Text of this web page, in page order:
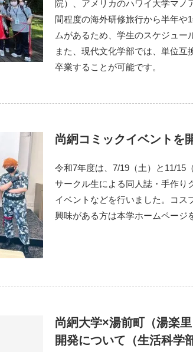
院）、アメリカのハワイ大学マノ
間程度の海外研修旅行から半年や
ムがあるため、学生のスケジュー
また、現代文化学部では、単位
卒業することが可能です。
尚絅コミックイベントを
令和7年度は、7/19（土）と11/15
サークル生による同人誌・手作り
イベントなどを行いました。コス
興味がある方は本学ホームページ
尚絅大学×湯前町（湯楽
開発について（生活科学部